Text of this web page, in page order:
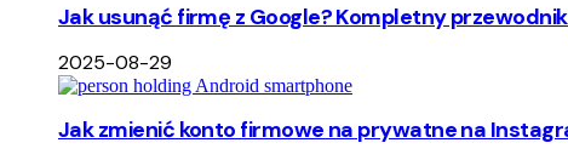
Jak usunąć firmę z Google? Kompletny
2025-08-29
Jak zmienić konto firmowe na prywatne na